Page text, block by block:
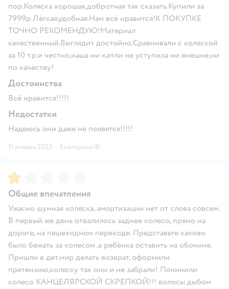
пор.Коляска хорошая,добротная так сказать.Купили за
7999р.Лёгкая,удобная.Нам всё нравится!К ПОКУПКЕ
ТОЧНО РЕКОМЕНДУЮ!Материал
качественный.Выглядит достойно.Сравнивали с коляской
за 10 т.р.и честно,наша ни капли не уступила ни внешне,ни
по качеству!
Достоинства
Всё нравится!!!!!
Недостатки
Надеюсь они даже не появятся!!!!!
11 января 2023 · Екатерина Ф.
Рейтинг:
Общие впечатления
Ужасно шумная коляска, амортизации нет от слова совсем.
В первый же день отвалилось заднее колесо, прямо на
дороге, на пешеходном переходе. Представьте каково
было бежать за колесом ,а ребёнка оставить на обочине.
Пришли в дет.мир делать возврат, оформили
претензию,коляску так они и не забрали! Починили
колесо КАНЦЕЛЯРСКОЙ СКРЕПКОЙ!!! волосы дыбом